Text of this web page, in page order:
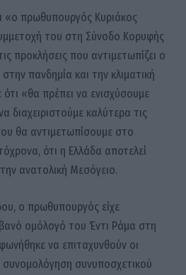
«ο πρωθυπουργός Κυριάκος
του στη Σύνοδο Κορυφής
προκλήσεις που αντιμετωπίζει ο
πανδημία και την κλιματική
«θα πρέπει να ενισχύσουμε
διαχειριστούμε καλύτερα τις
θα αντιμετωπίσουμε στο
ότι η Ελλάδα αποτελεί
ανατολική Μεσόγειο.
ο πρωθυπουργός είχε
ομόλογό του Έντι Ράμα στη
να επιταχυνθούν οι
συνομολόγηση συνυποσχετικού